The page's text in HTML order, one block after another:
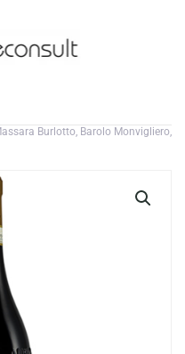
Burlotto, Barolo Monvigliero,